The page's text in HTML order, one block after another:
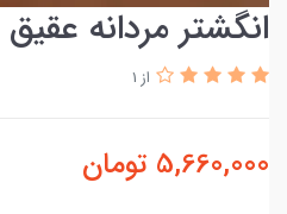
انگشتر مردانه عقیق
از 1
5,660,000 تومان